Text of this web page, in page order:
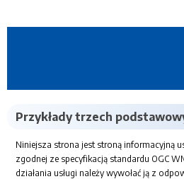
Przykłady trzech
Niniejsza strona jest stroną informacyjną
zgodnej ze specyfikacją standardu OGC
działania usługi należy wywołać ją z